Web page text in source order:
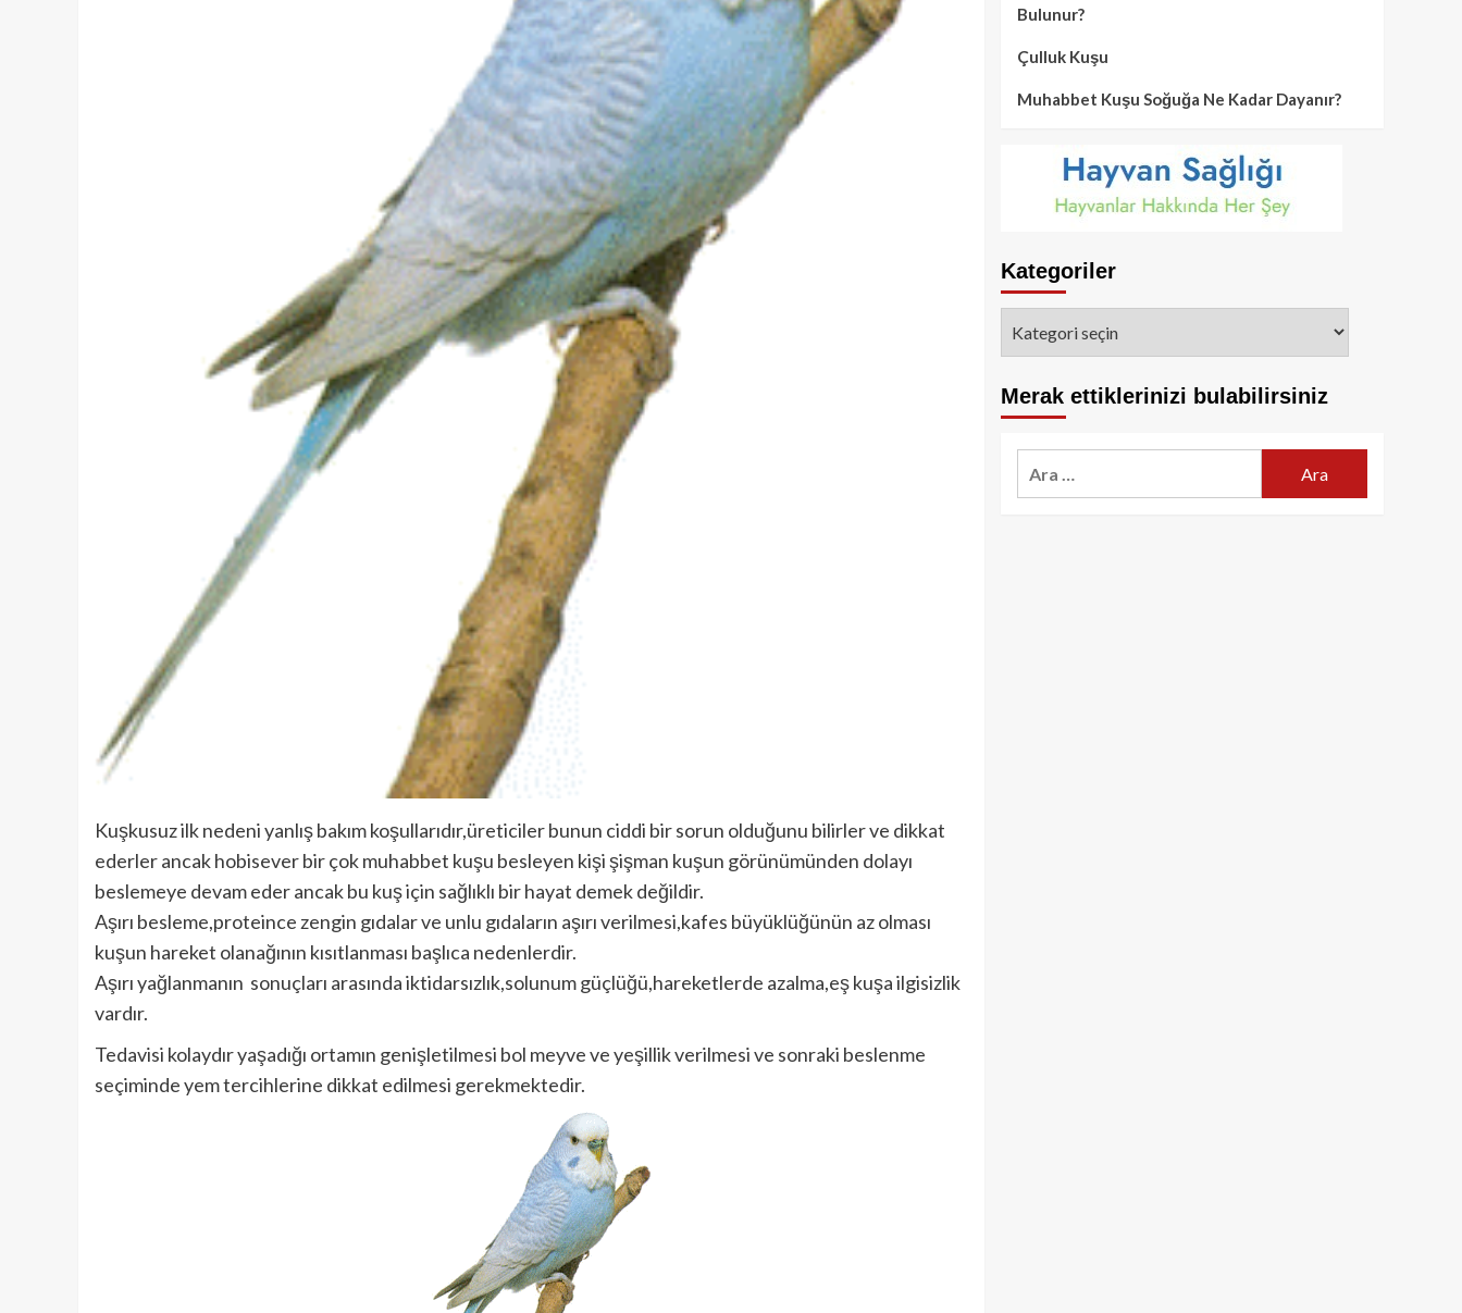
Kuşkusuz ilk nedeni yanlış bakım koşullarıdır,üreticiler bunun ciddi bir sorun olduğunu bilirler ve dikkat
ederler ancak hobisever bir çok muhabbet kuşu besleyen kişi şişman kuşun görünümünden dolayı
beslemeye devam eder ancak bu kuş için sağlıklı bir hayat demek değildir.
Aşırı besleme,proteince zengin gıdalar ve unlu gıdaların aşırı verilmesi,kafes büyüklüğünün az olması
kuşun hareket olanağının kısıtlanması başlıca nedenlerdir.
Aşırı yağlanmanın sonuçları arasında iktidarsızlık,solunum güçlüğü,hareketlerde azalma,eş kuşa ilgisizlik
vardır.
Tedavisi kolaydır yaşadığı ortamın genişletilmesi bol meyve ve yeşillik verilmesi ve sonraki beslenme
seçiminde yem tercihlerine dikkat edilmesi gerekmektedir.
Bulunur?
Çulluk Kuşu
Muhabbet Kuşu Soğuğa Ne Kadar Dayanır?
Kategoriler
Merak ettiklerinizi bulabilirsiniz